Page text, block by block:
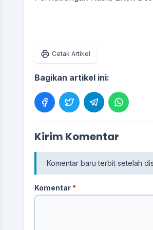
Cetak Artikel
Bagikan artikel ini:
Kirim Komentar
Komentar baru terbit setelah
Komentar*
SRI NENGSIH
Belum Rekam